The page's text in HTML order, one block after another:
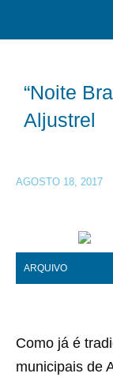
“Noite
Aljustrel
AGOSTO 18, 2017
ARQUIVO
Como já é
municipais de